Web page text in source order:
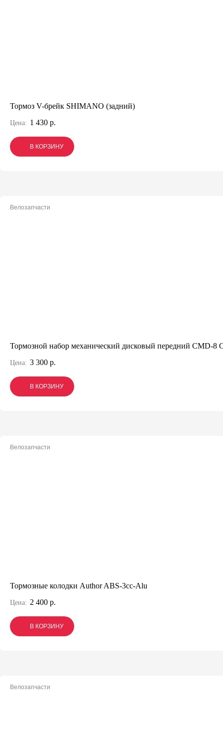
Тормоз V-брейк SHIMANO (задний)
Цена: 1 430 р.
В КОРЗИНУ
В КОРЗИНУ
В КОРЗИНУ
Велозапчасти
Тормозной набор механический дисковый передний CMD-8
Цена: 3 300 р.
В КОРЗИНУ
В КОРЗИНУ
В КОРЗИНУ
Велозапчасти
Тормозные колодки Author ABS-3cc-Alu
Цена: 2 400 р.
В КОРЗИНУ
В КОРЗИНУ
В КОРЗИНУ
Велозапчасти